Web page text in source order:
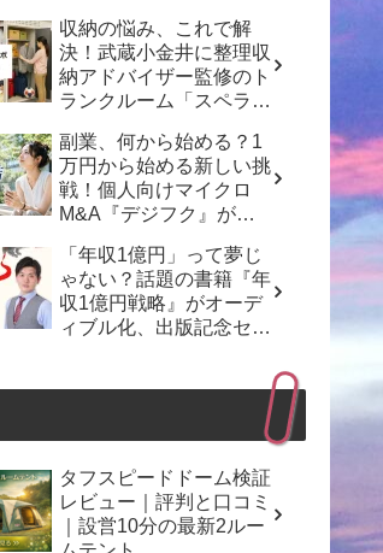
収納の悩み、これで解
決！武蔵小金井に整理収
納アドバイザー監修のト
ランクルーム「スペラ
副業、何から始める？1
万円から始める新しい挑
戦！個人向けマイクロ
M&A『デジフク』が正
「年収1億円」って夢じ
ゃない？話題の書籍『年
収1億円戦略』がオーデ
ィブル化、出版記念セミ
タフスピードドーム検証
レビュー｜評判と口コミ
｜設営10分の最新2ルー